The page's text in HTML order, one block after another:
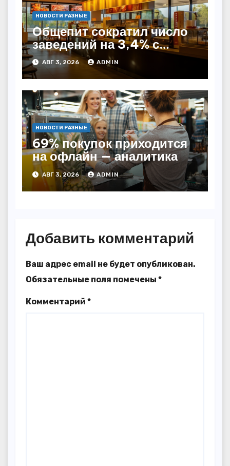
НОВОСТИ РАЗНЫЕ
Общепит сократил число
заведений на 3,4% с
начала года — INFOLine
АВГ 3, 2026 ADMIN
НОВОСТИ РАЗНЫЕ
69% покупок приходится
на офлайн — аналитика
АВГ 3, 2026 ADMIN
Добавить комментарий
Ваш адрес email не будет опубликован.
Обязательные поля помечены *
Комментарий *